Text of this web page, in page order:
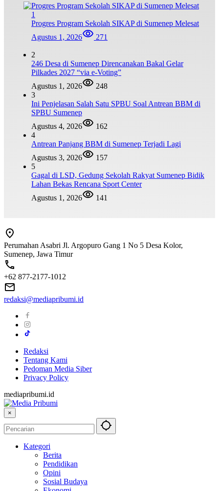
1
Progres Program Sekolah SIKAP di Sumenep Melesat
Agustus 1, 2026
271
2
246 Desa di Sumenep Direncanakan Bakal Gelar
Pilkades 2027 “via e-Voting”
Agustus 1, 2026
248
3
Ini Penjelasan Salah Satu SPBU Soal Antrean BBM di
SPBU Sumenep
Agustus 4, 2026
162
4
Antrean Panjang BBM di Sumenep Terjadi Lagi
Agustus 3, 2026
157
5
Gagal di LSD, Gedung Sekolah Rakyat Sumenep Bidik
Lahan Bekas Rencana Sport Center
Agustus 1, 2026
141
Perumahan Asabri Jl. Argopuro Gang 1 No 5 Desa Kolor,
Sumenep, Jawa Timur
+62 877-2177-1012
redaksi@mediapribumi.id
Redaksi
Tentang Kami
Pedoman Media Siber
Privacy Policy
mediapribumi.id
×
Kategori
Berita
Pendidikan
Opini
Sosial Budaya